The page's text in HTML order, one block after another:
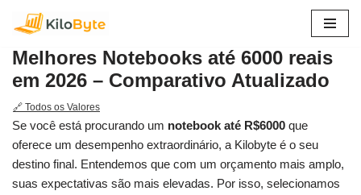
para
o
conteúdo
Melhores Notebooks até 6000 reais
em 2026 – Comparativo Atualizado
🔗 Todos os Valores
Se você está procurando um notebook até R$6000 que
oferece um desempenho extraordinário, a Kilobyte é o seu
destino final. Entendemos que com um orçamento mais amplo,
suas expectativas são mais elevadas. Por isso, selecionamos